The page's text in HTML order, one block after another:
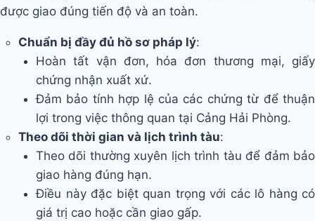
được giao đúng tiến độ và an toàn.
Chuẩn bị đầy đủ hồ sơ pháp lý:
Hoàn tất vận đơn, hóa đơn thương mại, giấy
chứng nhận xuất xứ.
Đảm bảo tính hợp lệ của các chứng từ để thuận
lợi trong việc thông quan tại Cảng Hải Phòng.
Theo dõi thời gian và lịch trình tàu:
Theo dõi thường xuyên lịch trình tàu để đảm bảo
giao hàng đúng hạn.
Điều này đặc biệt quan trọng với các lô hàng có
giá trị cao hoặc cần giao gấp.